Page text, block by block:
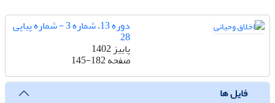
دوره 13، شماره 3 - شماره پیاپی
28
پاییز 1402
صفحه145-182
فایل ها